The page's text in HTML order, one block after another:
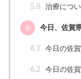
5.8 治療につ
6 今日、佐賀
6.1 今日の佐
6.2 今日の佐